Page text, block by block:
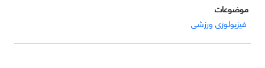
موضوعات
فیزیولوژی ورزشی